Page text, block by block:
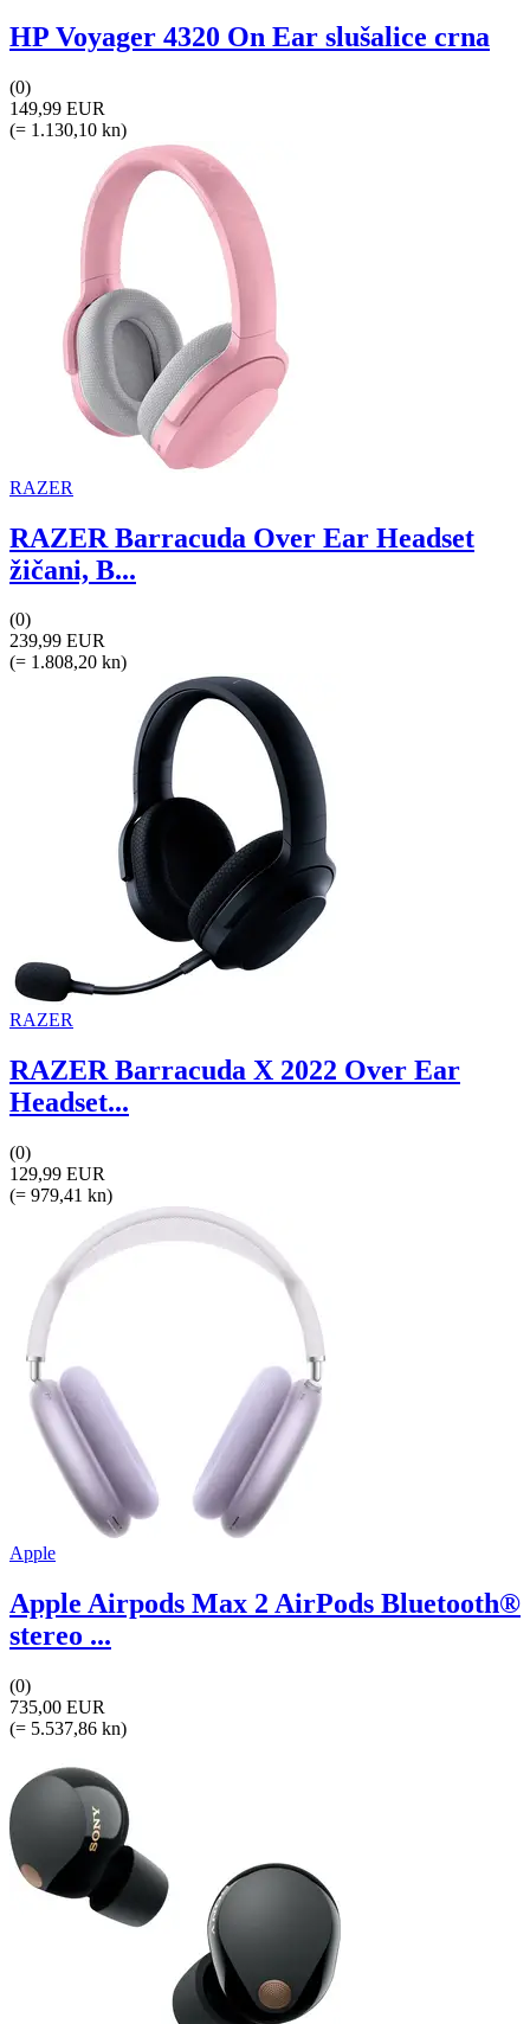
HP Voyager 4320 On Ear slušalice crna
(0)
149,99 EUR
(= 1.130,10 kn)
RAZER
RAZER Barracuda Over Ear Headset
žičani, B...
(0)
239,99 EUR
(= 1.808,20 kn)
RAZER
RAZER Barracuda X 2022 Over Ear
Headset...
(0)
129,99 EUR
(= 979,41 kn)
Apple
Apple Airpods Max 2 AirPods Bluetooth®
stereo ...
(0)
735,00 EUR
(= 5.537,86 kn)